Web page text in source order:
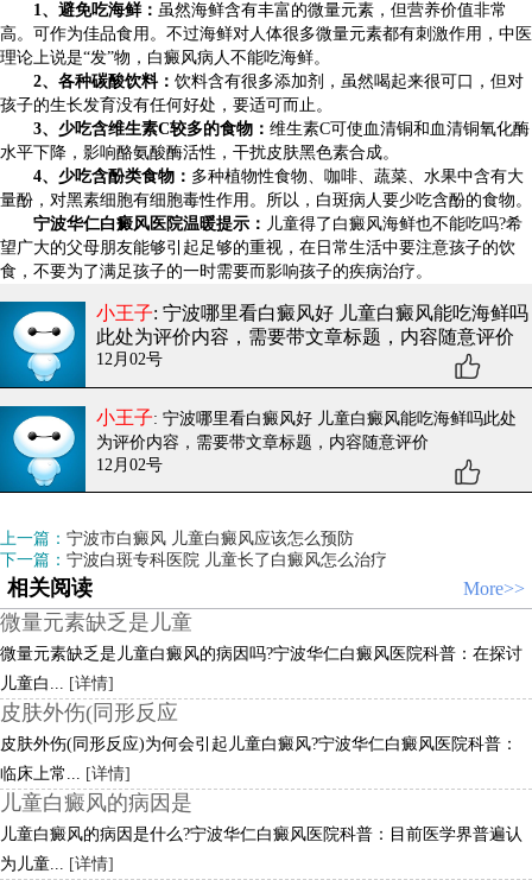
1、避免吃海鲜： 虽然海鲜含有丰富的微量元素，但营养价值非常
高。可作为佳品食用。不过海鲜对人体很多微量元素都有刺激作用，中医
理论上说是“发”物，白癜风病人不能吃海鲜。
2、各种碳酸饮料： 饮料含有很多添加剂，虽然喝起来很可口，但对
孩子的生长发育没有任何好处，要适可而止。
3、少吃含维生素C较多的食物： 维生素C可使血清铜和血清铜氧化酶
水平下降，影响酪氨酸酶活性，干扰皮肤黑色素合成。
4、少吃含酚类食物： 多种植物性食物、咖啡、蔬菜、水果中含有大
量酚，对黑素细胞有细胞毒性作用。所以，白斑病人要少吃含酚的食物。
宁波华仁白癜风医院温暖提示： 儿童得了白癜风海鲜也不能吃吗?希
望广大的父母朋友能够引起足够的重视，在日常生活中要注意孩子的饮
食，不要为了满足孩子的一时需要而影响孩子的疾病治疗。
小王子: 宁波哪里看白癜风好 儿童白癜风能吃海鲜吗
此处为评价内容，需要带文章标题，内容随意评价
12月02号
小王子: 宁波哪里看白癜风好 儿童白癜风能吃海鲜吗此处
为评价内容，需要带文章标题，内容随意评价
12月02号
上一篇： 宁波市白癜风 儿童白癜风应该怎么预防
下一篇： 宁波白斑专科医院 儿童长了白癜风怎么治疗
相关阅读 More>>
微量元素缺乏是儿童
微量元素缺乏是儿童白癜风的病因吗?宁波华仁白癜风医院科普：在探讨
儿童白... [详情]
皮肤外伤(同形反应
皮肤外伤(同形反应)为何会引起儿童白癜风?宁波华仁白癜风医院科普：
临床上常... [详情]
儿童白癜风的病因是
儿童白癜风的病因是什么?宁波华仁白癜风医院科普：目前医学界普遍认
为儿童... [详情]